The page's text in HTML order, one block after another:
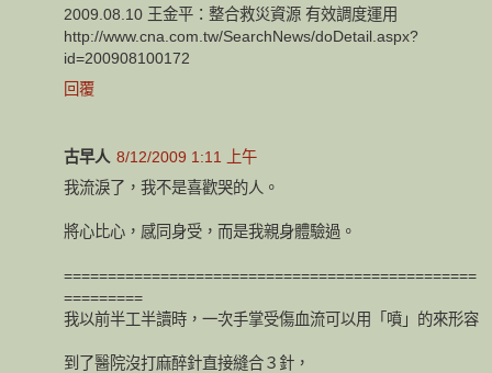
2009.08.10 王金平：整合救災資源 有效調度運用
http://www.cna.com.tw/SearchNews/doDetail.aspx?
id=200908100172
回覆
古早人 8/12/2009 1:11 上午
我流淚了，我不是喜歡哭的人。
將心比心，感同身受，而是我親身體驗過。
===============================================
=========
我以前半工半讀時，一次手掌受傷血流可以用「噴」的來形容
到了醫院沒打麻醉針直接縫合３針，